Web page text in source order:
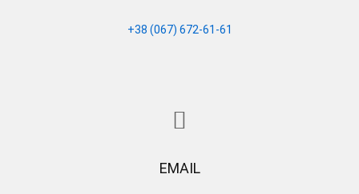
+38 (067) 672-61-61
EMAIL